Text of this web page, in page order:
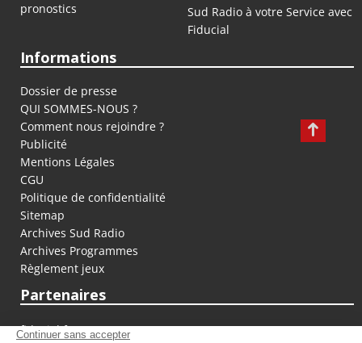
pronostics
Sud Radio à votre Service avec
Fiducial
Informations
Dossier de presse
QUI SOMMES-NOUS ?
Comment nous rejoindre ?
Publicité
Mentions Légales
CGU
Politique de confidentialité
Sitemap
Archives Sud Radio
Archives Programmes
Règlement jeux
Partenaires
fiducial.fr